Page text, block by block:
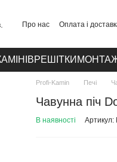
Про нас Оплата і
РЕШІТКИ
Profi-Kamin Печі
Чавунна піч
В наявності Артикул: